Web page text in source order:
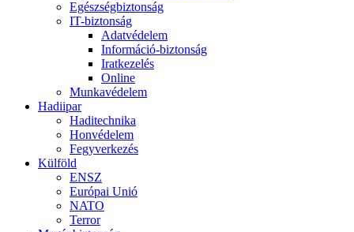
Egészségbiztonság
IT-biztonság
Adatvédelem
Információ-biztonság
Iratkezelés
Online
Munkavédelem
Hadiipar
Haditechnika
Honvédelem
Fegyverkezés
Külföld
ENSZ
Európai Unió
NATO
Terror